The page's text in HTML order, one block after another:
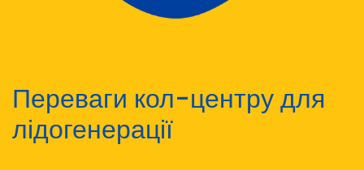
Переваги кол-центру для
лідогенерації